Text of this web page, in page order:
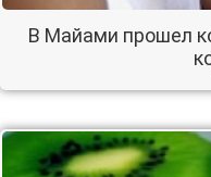
В Майами прошел